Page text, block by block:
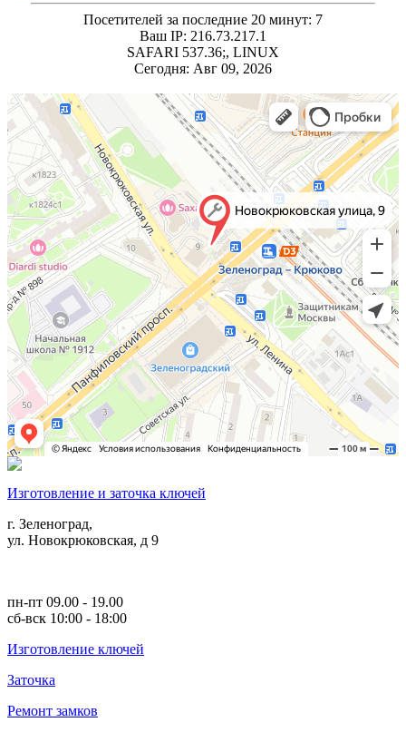
Посетителей за последние 20 минут: 7
Ваш IP: 216.73.217.1
SAFARI 537.36;, LINUX
Сегодня: Авг 09, 2026
Изготовление и заточка ключей
г. Зеленоград,
ул. Новокрюковская, д 9
пн-пт 09.00 - 19.00
сб-вск 10:00 - 18:00
Изготовление ключей
Заточка
Ремонт замков